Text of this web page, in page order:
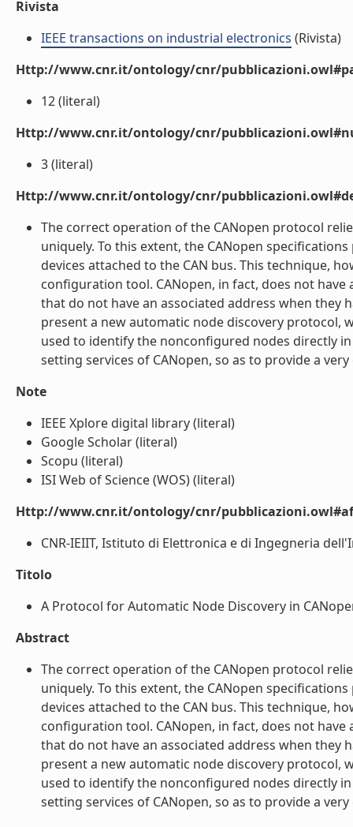
Rivista
IEEE transactions on industrial electronics (Rivista)
Http://www.cnr.it/ontology/cnr/
12 (literal)
Http://www.cnr.it/ontology/cnr/
3 (literal)
Http://www.cnr.it/ontology/cnr/
The correct operation of the CANopen protocol
uniquely. To this extent, the CANopen
devices attached to the CAN bus. This technique,
configuration tool. CANopen, in fact, does not
that do not have an associated address when they
present a new automatic node discovery protocol,
used to identify the nonconfigured nodes directly
setting services of CANopen, so as to provide a
Note
IEEE Xplore digital library (literal)
Google Scholar (literal)
Scopu (literal)
ISI Web of Science (WOS) (literal)
Http://www.cnr.it/ontology/cnr/
CNR-IEIIT, Istituto di Elettronica e di Ingegneria
Titolo
A Protocol for Automatic Node Discovery in
Abstract
The correct operation of the CANopen protocol
uniquely. To this extent, the CANopen
devices attached to the CAN bus. This technique,
configuration tool. CANopen, in fact, does not
that do not have an associated address when they
present a new automatic node discovery protocol,
used to identify the nonconfigured nodes directly
setting services of CANopen, so as to provide a